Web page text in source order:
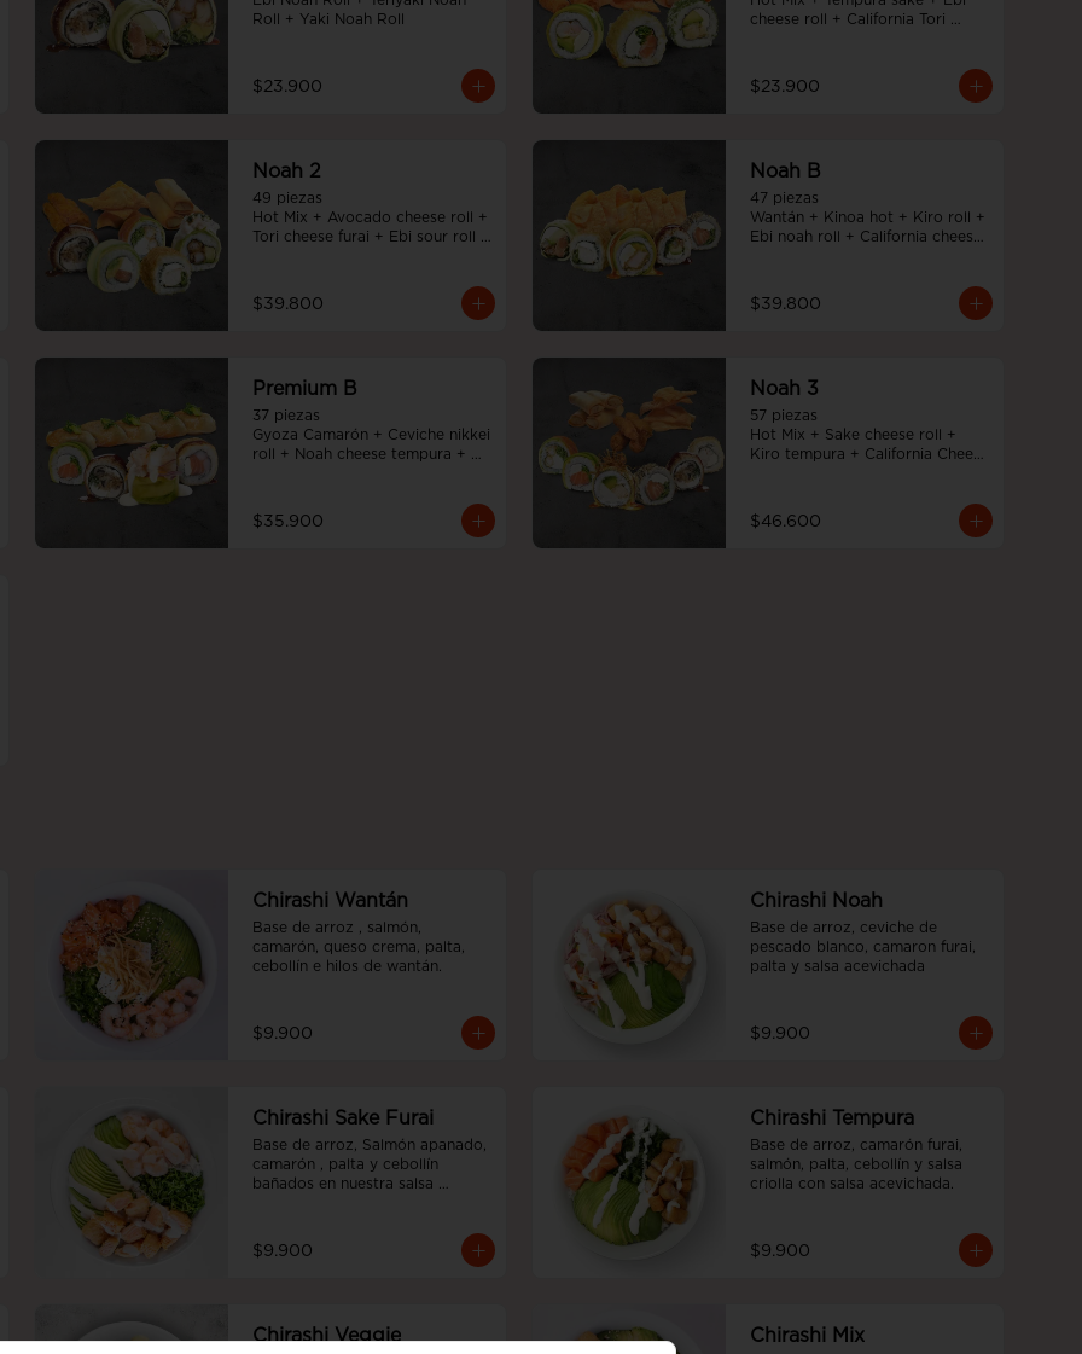
Roll + Yaki Noah Roll
$23.900
cheese roll + California Tori
$23.900
Noah 2
49 piezas
Hot Mix + Avocado cheese roll +
Tori cheese furai + Ebi sour roll +
$39.800
Noah B
47 piezas
Wantán + Kinoa hot + Kiro roll +
Ebi noah roll + California cheese
$39.800
Premium B
37 piezas
Gyoza Camarón + Ceviche nikkei
roll + Noah cheese tempura +
$35.900
Noah 3
57 piezas
Hot Mix + Sake cheese roll +
Kiro tempura + California Cheese
$46.600
Chirashi Wantán
Base de arroz , salmón,
camarón, queso crema, palta,
cebollín e hilos de wantán.
$9.900
Chirashi Noah
Base de arroz, ceviche de
pescado blanco, camaron furai,
palta y salsa acevichada
$9.900
Chirashi Sake Furai
Base de arroz, Salmón apanado,
camarón , palta y cebollín
bañados en nuestra salsa
$9.900
Chirashi Tempura
Base de arroz, camarón furai,
salmón, palta, cebollín y salsa
criolla con salsa acevichada.
$9.900
Chirashi Veggie Chirashi Mix